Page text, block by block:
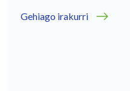
Gehiago irakurri